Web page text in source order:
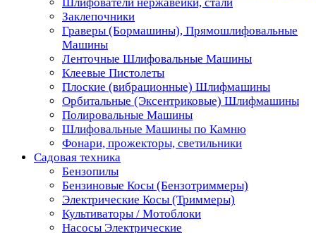
Заклепочники
Граверы (Бормашины), Прямошлифовальные
Машины
Ленточные Шлифовальные Машины
Клеевые Пистолеты
Плоские (вибрационные) Шлифмашины
Орбитальные (Эксентриковые) Шлифмашины
Полировальные Машины
Шлифовальные Машины по Камню
Фонари, прожекторы, светильники
Садовая техника
Бензопилы
Бензиновые Косы (Бензотриммеры)
Электрические Косы (Триммеры)
Культиваторы / Мотоблоки
Насосы Электрические